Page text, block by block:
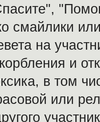
смайлики
на
и
в том
или